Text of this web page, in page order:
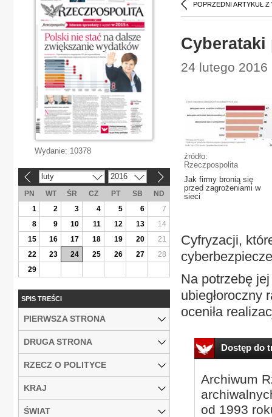
POPRZEDNI ARTYKUŁ Z
24 lutego 2016
źródło:
Rzeczpospolita
Jak firmy bronią się
przed zagrożeniami w
sieci
Cyfryzacji,
Na potrzebę
ubiegłoroczny
oceniła
Dostęp do
Archiwum
od 1993
Wydanie: 10378
luty 2016
PN WT ŚR CZ PT SB
ND
1
2 3 4 5 6
7
8
9 10 11 12 13
14
15
16 17 18 19 20
21
22
23 24 25 26 27
28
29
SPIS TREŚCI
PIERWSZA STRONA
DRUGA STRONA
RZECZ O POLITYCE
KRAJ
ŚWIAT